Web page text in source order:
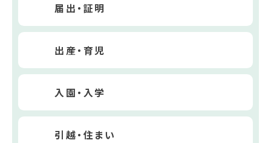
届出・証明
出産・育児
入園・入学
引越・住まい